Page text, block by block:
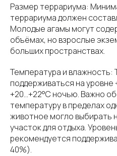
Размер террариума:
террариума должен
Молодые агамы могут
объёмах, но взрослые
больших пространствах.
Температура и влажность:
поддерживаться на уровне
+20...+22°C ночью. Важно
температуру в пределах
животное могло выбирать
участок для отдыха.
рекомендуется
40%).